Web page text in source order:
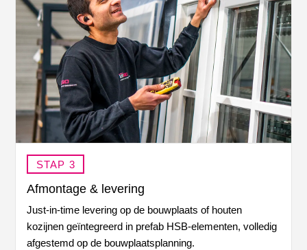
STAP 3
Afmontage & levering
Just-in-time levering op de bouwplaats of houten
kozijnen geïntegreerd in prefab HSB-elementen, volledig
afgestemd op de bouwplaatsplanning.